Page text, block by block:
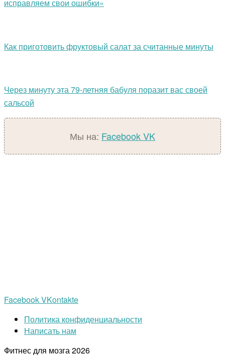
исправляем свои ошибки»
Как приготовить фруктовый салат за считанные минуты
Через минуту эта 79-летняя бабуля поразит вас своей
сальсой
Мы на: FacebookVK
FacebookVKontakte
Политика конфиденциальности
Написать нам
Фитнес для мозга2026